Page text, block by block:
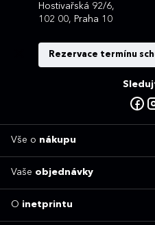
Hostivařská 92/6,
102 00, Praha 10
Rezervace termínu
Vše o nákupu
Vaše objednávky
O inetprintu